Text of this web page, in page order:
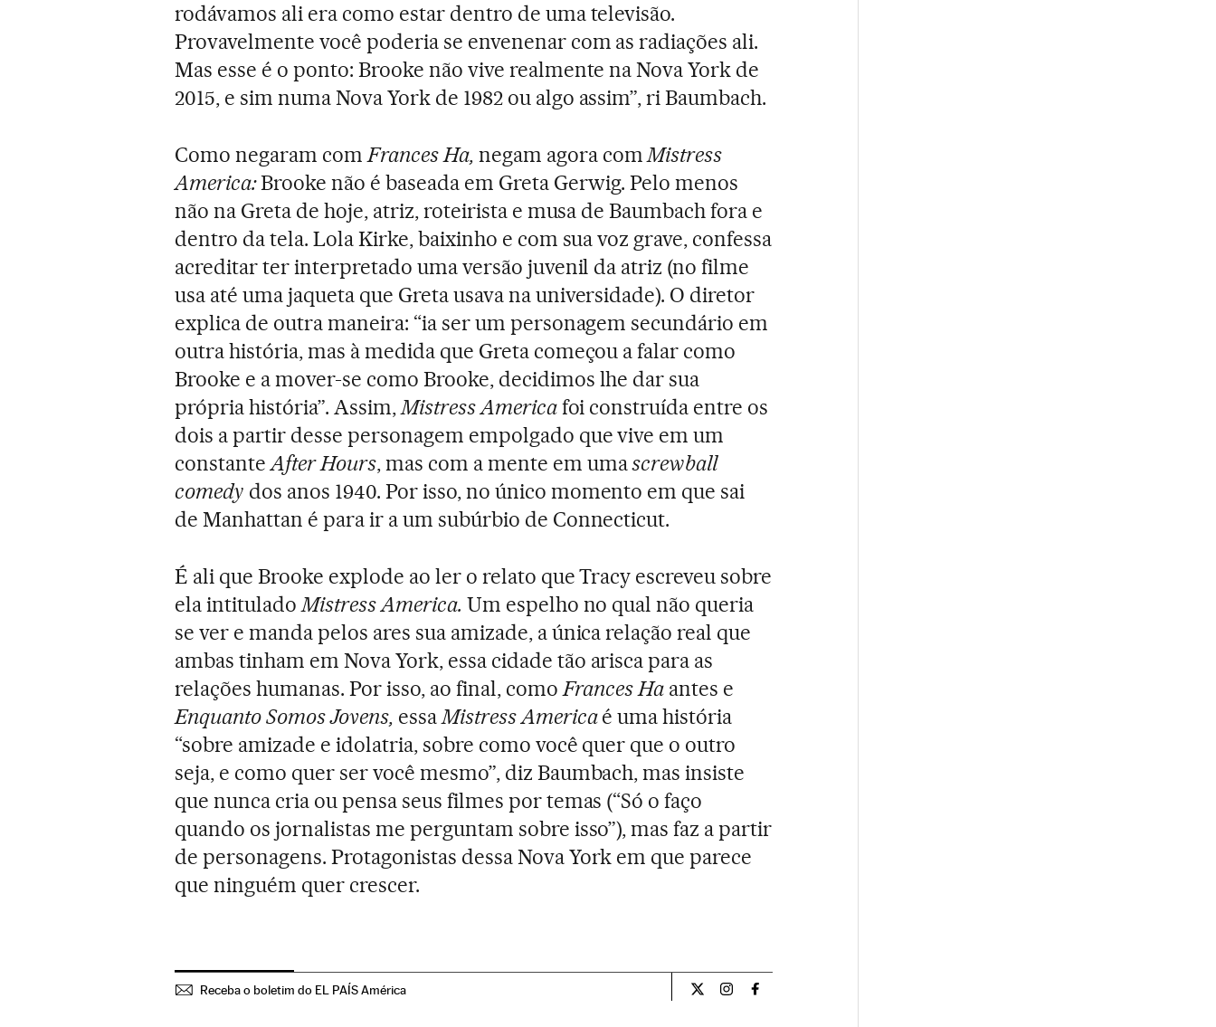
rodávamos ali era como estar dentro de uma televisão.
Provavelmente você poderia se envenenar com as radiações ali.
Mas esse é o ponto: Brooke não vive realmente na Nova York de
2015, e sim numa Nova York de 1982 ou algo assim”, ri Baumbach.
Como negaram comFrances Ha, negam agora comMistress
America:Brooke não é baseada em Greta Gerwig. Pelo menos
não na Greta de hoje, atriz, roteirista e musa de Baumbach fora e
dentro da tela. Lola Kirke, baixinho e com sua voz grave, confessa
acreditar ter interpretado uma versão juvenil da atriz (no filme
usa até uma jaqueta que Greta usava na universidade). O diretor
explica de outra maneira: “ia ser um personagem secundário em
outra história, mas à medida que Greta começou a falar como
Brooke e a mover-se como Brooke, decidimos lhe dar sua
própria história”. Assim,Mistress Americafoi construída entre os
dois a partir desse personagem empolgado que vive em um
constanteAfter Hours, mas com a mente em umascrewball
comedy dos anos 1940. Por isso, no único momento em que sai
de Manhattan é para ir a um subúrbio de Connecticut.
É ali que Brooke explode ao ler o relato que Tracy escreveu sobre
ela intituladoMistress America. Um espelho no qual não queria
se ver e manda pelos ares sua amizade, a única relação real que
ambas tinham em Nova York, essa cidade tão arisca para as
relações humanas. Por isso, ao final, comoFrances Ha antes e
Enquanto Somos Jovens, essaMistress Americaé uma história
“sobre amizade e idolatria, sobre como você quer que o outro
seja, e como quer ser você mesmo”, diz Baumbach, mas insiste
que nunca cria ou pensa seus filmes por temas (“Só o faço
quando os jornalistas me perguntam sobre isso”), mas faz a partir
de personagens. Protagonistas dessa Nova York em que parece
que ninguém quer crescer.
Receba o boletim do EL PAÍS América Cultura El País Brasil en Twitter
Cultura El País Brasil en Instagram
Cultura El País Brasil en Facebook